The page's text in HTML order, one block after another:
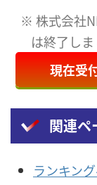
※ 株式会社
は終了し
現在受
関連ペ
ランキン